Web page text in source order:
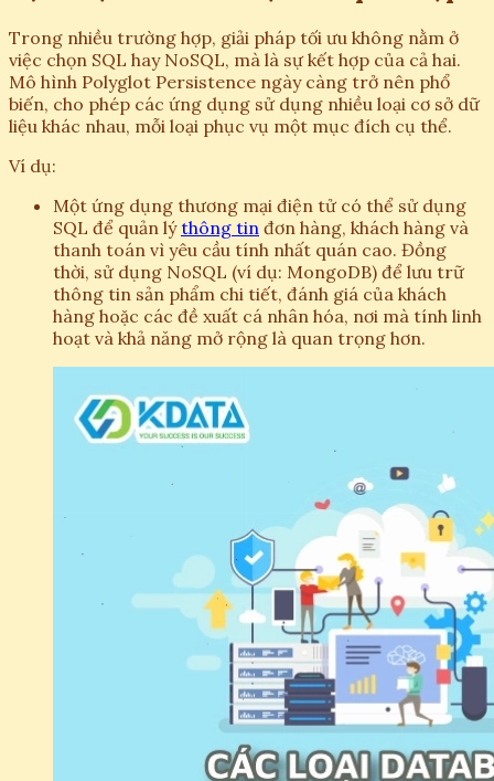
Trong nhiều trường hợp, giải pháp tối ưu không nằm ở
việc chọn SQL hay NoSQL, mà là sự kết hợp của cả hai.
Mô hình Polyglot Persistence ngày càng trở nên phổ
biến, cho phép các ứng dụng sử dụng nhiều loại cơ sở dữ
liệu khác nhau, mỗi loại phục vụ một mục đích cụ thể.
Ví dụ:
Một ứng dụng thương mại điện tử có thể sử dụng
SQL để quản lýthông tin đơn hàng, khách hàng và
thanh toán vì yêu cầu tính nhất quán cao. Đồng
thời, sử dụng NoSQL (ví dụ: MongoDB) để lưu trữ
thông tin sản phẩm chi tiết, đánh giá của khách
hàng hoặc các đề xuất cá nhân hóa, nơi mà tính linh
hoạt và khả năng mở rộng là quan trọng hơn.